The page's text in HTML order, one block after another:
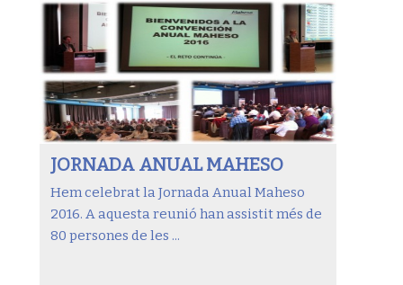
JORNADA ANUAL MAHESO
Hem celebrat la Jornada Anual Maheso
2016. A aquesta reunió han assistit més de
80 persones de les ...